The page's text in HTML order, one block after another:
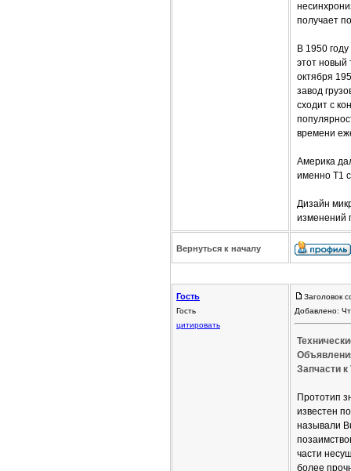
получает
В 1950
этот новый
октября
завод
сходит с
времени
Америка
именно Т1
Дизайн
изменений
Вернуться к началу
Гость
Гость
цитировать
Заголовок
Добавлено:
Запчасти к
Прототип
известен
называли
части
более